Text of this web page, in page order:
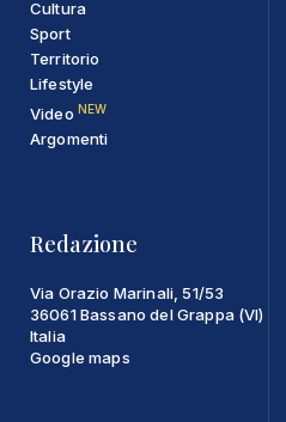
Cultura
Sport
Territorio
Lifestyle
Video NEW
Argomenti
Redazione
Via Orazio Marinali, 51/53
36061 Bassano del Grappa (VI)
Italia
Google maps